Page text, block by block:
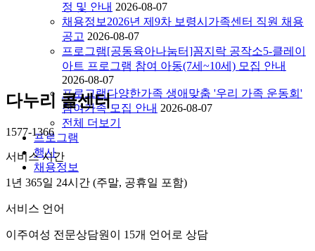
정 및 안내 2026-08-07
채용정보 2026년 제9차 보령시가족센터 직원 채용
공고 2026-08-07
프로그램[공동육아나눔터]꼼지락 공작소5-클레이
아트 프로그램 참여 아동(7세~10세) 모집 안내
2026-08-07
프로그램다양한가족 생애맞춤 '우리 가족 운동회'
참여가족 모집 안내 2026-08-07
전체 더보기
프로그램
행사
채용정보
다누리 콜센터
1577-1366
서비스 시간
1년 365일 24시간 (주말, 공휴일 포함)
서비스 언어
이주여성 전문상담원이 15개 언어로 상담